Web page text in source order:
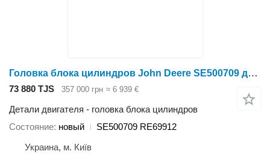
Головка блока цилиндров John Deere SE500709 для трактора колесного John Deere
73 880 TJS 357 000 грн ≈ 6 939 €
Детали двигателя - головка блока цилиндров
Состояние новый
SE500709 RE69912
Украина, м. Київ